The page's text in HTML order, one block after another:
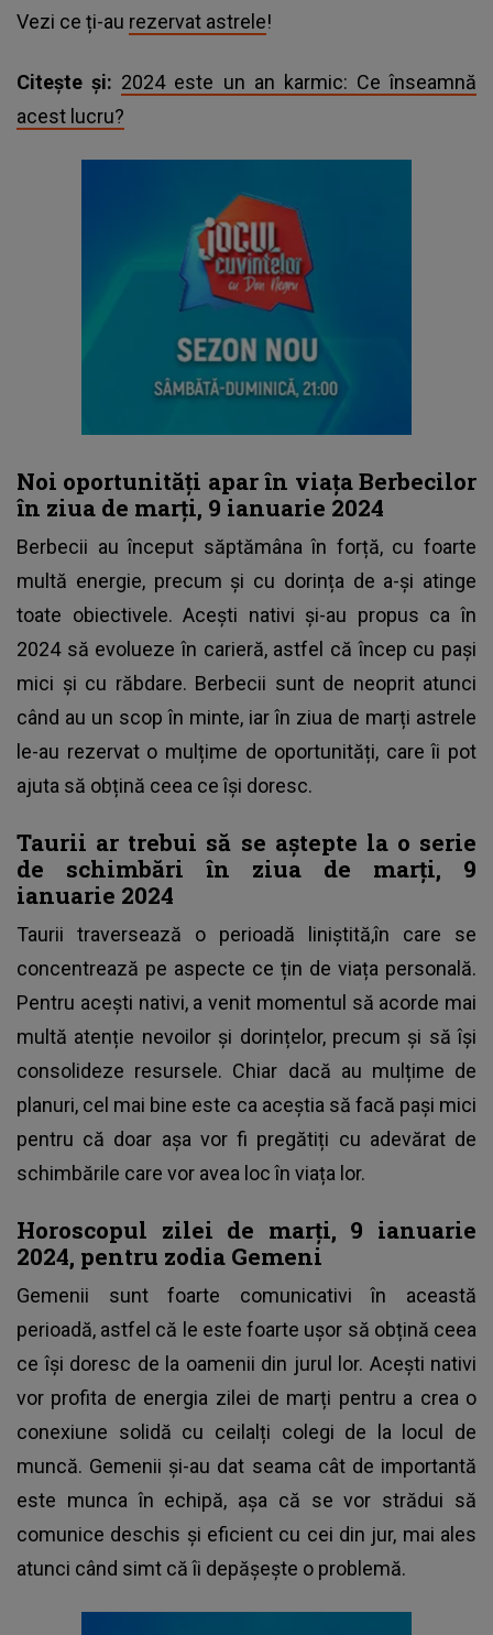
Vezi ce ți-au rezervat astrele!
Citește și: 2024 este un an karmic: Ce înseamnă
acest lucru?
Noi oportunități apar în viața Berbecilor
în ziua de marți, 9 ianuarie 2024
Berbecii au început săptămâna în forță, cu foarte
multă energie, precum și cu dorința de a-și atinge
toate obiectivele. Acești nativi și-au propus ca în
2024 să evolueze în carieră, astfel că încep cu pași
mici și cu răbdare. Berbecii sunt de neoprit atunci
când au un scop în minte, iar în ziua de marți astrele
le-au rezervat o mulțime de oportunități, care îi pot
ajuta să obțină ceea ce își doresc.
Taurii ar trebui să se aștepte la o serie
de schimbări în ziua de marți, 9
ianuarie 2024
Taurii traversează o perioadă liniștită,în care se
concentrează pe aspecte ce țin de viața personală.
Pentru acești nativi, a venit momentul să acorde mai
multă atenție nevoilor și dorințelor, precum și să își
consolideze resursele. Chiar dacă au mulțime de
planuri, cel mai bine este ca aceștia să facă pași mici
pentru că doar așa vor fi pregătiți cu adevărat de
schimbările care vor avea loc în viața lor.
Horoscopul zilei de marți, 9 ianuarie
2024, pentru zodia Gemeni
Gemenii sunt foarte comunicativi în această
perioadă, astfel că le este foarte ușor să obțină ceea
ce își doresc de la oamenii din jurul lor. Acești nativi
vor profita de energia zilei de marți pentru a crea o
conexiune solidă cu ceilalți colegi de la locul de
muncă. Gemenii și-au dat seama cât de importantă
este munca în echipă, așa că se vor strădui să
comunice deschis și eficient cu cei din jur, mai ales
atunci când simt că îi depășește o problemă.